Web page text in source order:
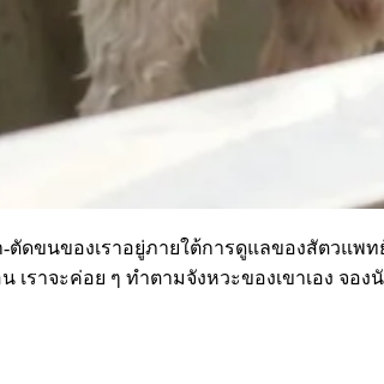
ำ-ตัดขนของเราอยู่ภายใต้การดูแลของสัตว
ราจะค่อย ๆ ทำตามจังหวะของเขาเอง จอง